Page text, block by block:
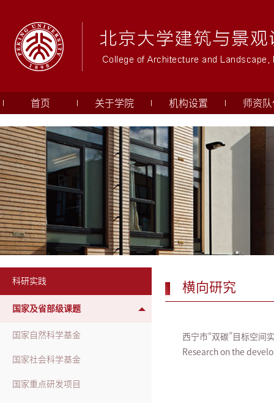
首页 关于学院 机构设置 师资队
科研实践
国家及省部级课题
国家自然科学基金
国家社会科学基金
国家重点研发项目
横向研究
西宁市“双碳”目标空间
Research on the